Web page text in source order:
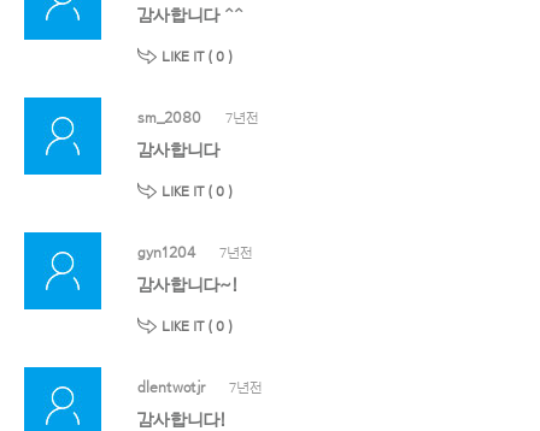
감사합니다 ^^
LIKE IT ( 0 )
sm_2080 7년전
감사합니다
LIKE IT ( 0 )
gyn1204 7년전
감사합니다~!
LIKE IT ( 0 )
dlentwotjr 7년전
감사합니다!